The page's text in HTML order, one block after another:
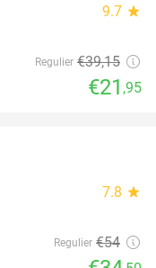
9.7 star
Regulier €39,15
€21 ,95
7.8 star
Regulier €54